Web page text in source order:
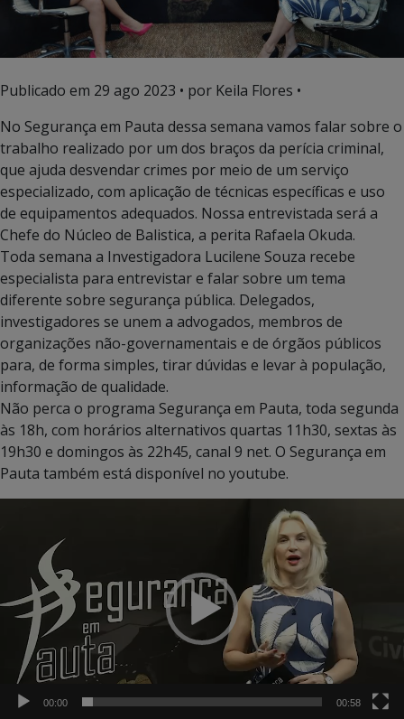
Publicado em 29 ago 2023 • por Keila Flores •
No Segurança em Pauta dessa semana vamos falar sobre o
trabalho realizado por um dos braços da perícia criminal,
que ajuda desvendar crimes por meio de um serviço
especializado, com aplicação de técnicas específicas e uso
de equipamentos adequados. Nossa entrevistada será a
Chefe do Núcleo de Balistica, a perita Rafaela Okuda.
Toda semana a Investigadora Lucilene Souza recebe
especialista para entrevistar e falar sobre um tema
diferente sobre segurança pública. Delegados,
investigadores se unem a advogados, membros de
organizações não-governamentais e de órgãos públicos
para, de forma simples, tirar dúvidas e levar à população,
informação de qualidade.
Não perca o programa Segurança em Pauta, toda segunda
às 18h, com horários alternativos quartas 11h30, sextas às
19h30 e domingos às 22h45, canal 9 net. O Segurança em
Pauta também está disponível no youtube.
00:00 00:58